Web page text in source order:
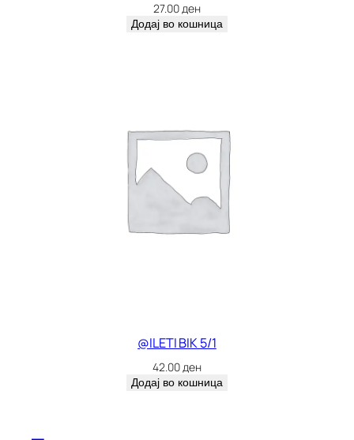
27.00ден
Додај во кошница
@ILETI BIK 5/1
42.00ден
Додај во кошница